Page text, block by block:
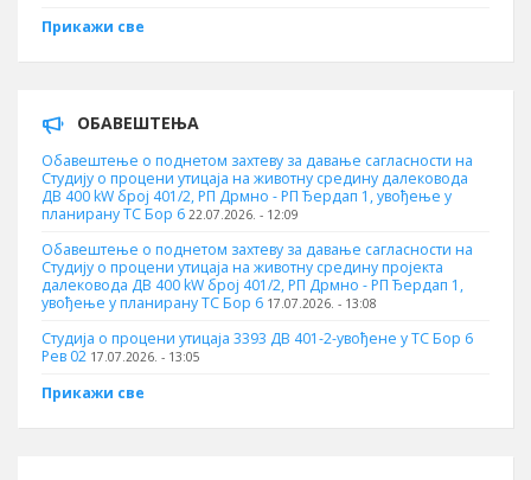
Прикажи све
ОБАВЕШТЕЊА
Обавештење о поднетом захтеву за давање сагласности на
Студију о процени утицаја на животну средину далековода
ДВ 400 kW број 401/2, РП Дрмно - РП Ђердап 1, увођење у
планирану ТС Бор 6 22.07.2026. - 12:09
Обавештење о поднетом захтеву за давање сагласности на
Студију о процени утицаја на животну средину пројекта
далековода ДВ 400 kW број 401/2, РП Дрмно - РП Ђердап 1,
увођење у планирану ТС Бор 6 17.07.2026. - 13:08
Студија о процени утицаја 3393 ДВ 401-2-увођене у ТС Бор 6
Рев 02 17.07.2026. - 13:05
Прикажи све